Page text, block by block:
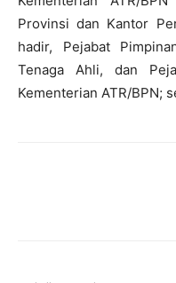
Provinsi dan Kantor
hadir, Pejabat
Tenaga Ahli, dan
Kementerian ATR/BPN;